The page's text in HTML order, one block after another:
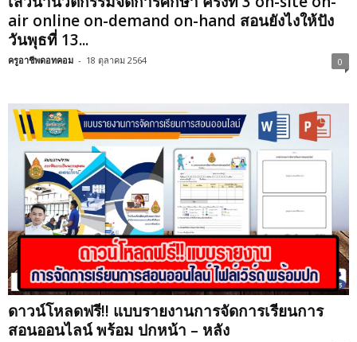
air online on-demand on-hand สอนยังไงให้ปัง
วันพุธที่ 13...
ครูอาชีพดอทคอม - 18 ตุลาคม 2564 0
ดาวน์โหลดฟรี!! แบบรายงานการจัดการเรียนการ
สอนออนไลน์ พร้อม ปกหน้า – หลัง